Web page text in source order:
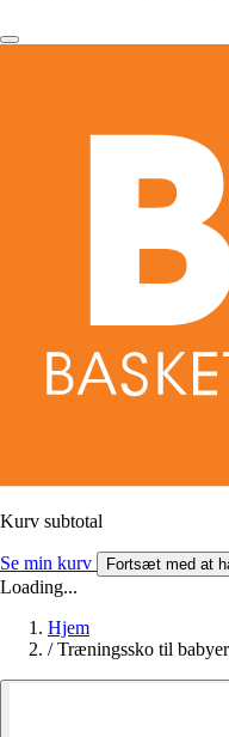
Kurv subtotal
Se min kurv Fortsæt med at
Loading...
Hjem
/ Træningssko til